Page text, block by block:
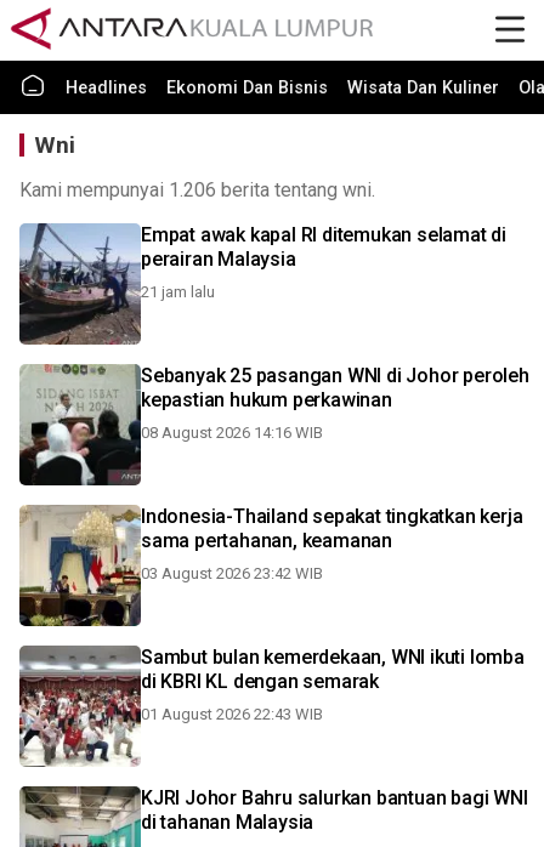
Headlines Ekonomi Dan Bisnis Wisata Dan Kuliner
Wni
Kami mempunyai 1.206 berita tentang wni.
Empat awak kapal RI ditemukan selamat di
perairan Malaysia
21 jam lalu
Sebanyak 25 pasangan WNI di Johor peroleh
kepastian hukum perkawinan
08 August 2026 14:16 WIB
Indonesia-Thailand sepakat tingkatkan kerja
sama pertahanan, keamanan
03 August 2026 23:42 WIB
Sambut bulan kemerdekaan, WNI ikuti lomba
di KBRI KL dengan semarak
01 August 2026 22:43 WIB
KJRI Johor Bahru salurkan bantuan bagi WNI
di tahanan Malaysia